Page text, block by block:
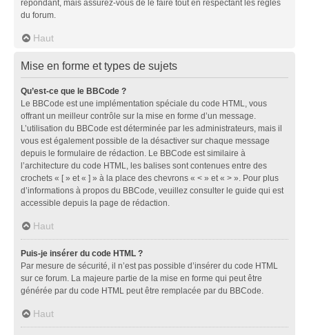
répondant, mais assurez-vous de le faire tout en respectant les règles
du forum.
Haut
Mise en forme et types de sujets
Qu’est-ce que le BBCode ?
Le BBCode est une implémentation spéciale du code HTML, vous
offrant un meilleur contrôle sur la mise en forme d’un message.
L’utilisation du BBCode est déterminée par les administrateurs, mais il
vous est également possible de la désactiver sur chaque message
depuis le formulaire de rédaction. Le BBCode est similaire à
l’architecture du code HTML, les balises sont contenues entre des
crochets « [ » et « ] » à la place des chevrons « < » et « > ». Pour plus
d’informations à propos du BBCode, veuillez consulter le guide qui est
accessible depuis la page de rédaction.
Haut
Puis-je insérer du code HTML ?
Par mesure de sécurité, il n’est pas possible d’insérer du code HTML
sur ce forum. La majeure partie de la mise en forme qui peut être
générée par du code HTML peut être remplacée par du BBCode.
Haut